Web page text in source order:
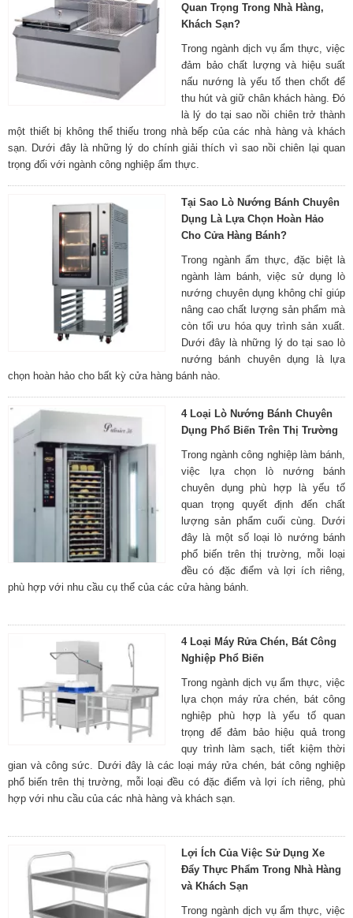
Quan Trọng Trong Nhà Hàng,
Khách Sạn?
Trong ngành dịch vụ ẩm thực, việc
đảm bảo chất lượng và hiệu suất
nấu nướng là yếu tố then chốt để
thu hút và giữ chân khách hàng. Đó
là lý do tại sao nồi chiên trở thành
một thiết bị không thể thiếu trong nhà bếp của các nhà hàng và khách
sạn. Dưới đây là những lý do chính giải thích vì sao nồi chiên lại quan
trọng đối với ngành công nghiệp ẩm thực.
Tại Sao Lò Nướng Bánh Chuyên
Dụng Là Lựa Chọn Hoàn Hảo
Cho Cửa Hàng Bánh?
Trong ngành ẩm thực, đặc biệt là
ngành làm bánh, việc sử dụng lò
nướng chuyên dụng không chỉ giúp
nâng cao chất lượng sản phẩm mà
còn tối ưu hóa quy trình sản xuất.
Dưới đây là những lý do tại sao lò
nướng bánh chuyên dụng là lựa
chọn hoàn hảo cho bất kỳ cửa hàng bánh nào.
4 Loại Lò Nướng Bánh Chuyên
Dụng Phổ Biến Trên Thị Trường
Trong ngành công nghiệp làm bánh,
việc lựa chọn lò nướng bánh
chuyên dụng phù hợp là yếu tố
quan trọng quyết định đến chất
lượng sản phẩm cuối cùng. Dưới
đây là một số loại lò nướng bánh
phổ biến trên thị trường, mỗi loại
đều có đặc điểm và lợi ích riêng,
phù hợp với nhu cầu cụ thể của các cửa hàng bánh.
4 Loại Máy Rửa Chén, Bát Công
Nghiệp Phổ Biến
Trong ngành dịch vụ ẩm thực, việc
lựa chọn máy rửa chén, bát công
nghiệp phù hợp là yếu tố quan
trọng để đảm bảo hiệu quả trong
quy trình làm sạch, tiết kiệm thời
gian và công sức. Dưới đây là các loại máy rửa chén, bát công nghiệp
phổ biến trên thị trường, mỗi loại đều có đặc điểm và lợi ích riêng, phù
hợp với nhu cầu của các nhà hàng và khách sạn.
Lợi Ích Của Việc Sử Dụng Xe
Đẩy Thực Phẩm Trong Nhà Hàng
và Khách Sạn
Trong ngành dịch vụ ẩm thực, việc